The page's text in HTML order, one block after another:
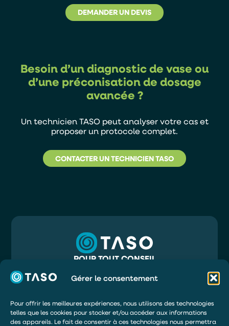
Gérer le consentement
Pour offrir les meilleures expériences, nous utilisons des technologies
telles que les cookies pour stocker et/ou accéder aux informations
des appareils. Le fait de consentir à ces technologies nous permettra
DEMANDER UN DEVIS
Besoin d’un diagnostic de vase ou
d’une préconisation de dosage
avancée ?
Un technicien TASO peut analyser votre cas et
proposer un protocole complet.
CONTACTER UN TECHNICIEN TASO
POUR TOUT CONSEIL
INFO@TASO.FR
TASO
33130 BÈGLES
DEMANDER UN DEVIS